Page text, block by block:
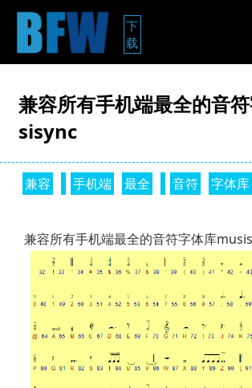
下
载
兼容所有手机端最全的音
sisync
兼容 手机端 最全 音符 字体库
兼容所有手机端最全的音符字体库